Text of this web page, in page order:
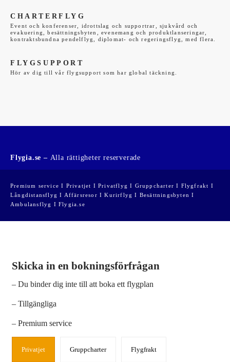
CHARTERFLYG
Event och konferenser, idrottslag och supportrar, sjukvård och
evakuering, besättningsbyten, evenemang och produktlanseringar,
kontraktsbundna pendelflyg, diplomat- och regeringsflyg, med flera.
FLYGSUPPORT
Hör av dig till vår flygsupport som har global täckning.
Flygia.se – Alla rättigheter reserverade
Premium service I Privatjet I Privatflyg I Gruppcharter I Flygfrakt I
Långdistansflyg I Affärsresor I Kurirflyg I Besättningsbyten I
Ambulansflyg I Flygia.se
Skicka in en bokningsförfrågan
– Du binder dig inte till att boka ett flygplan
– Tillgängliga
– Premium service
Privatjet Gruppcharter Flygfrakt